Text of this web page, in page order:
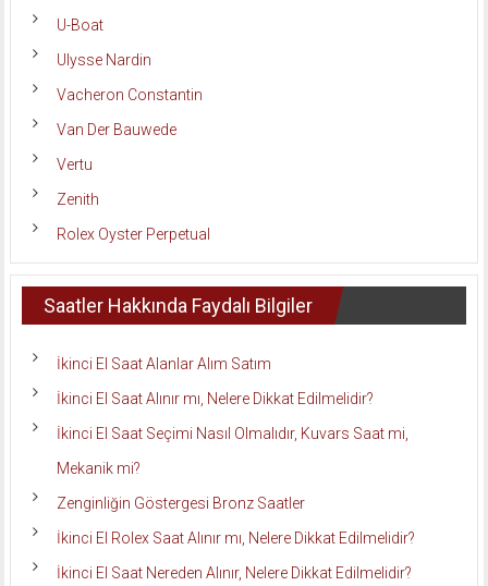
U-Boat
Ulysse Nardin
Vacheron Constantin
Van Der Bauwede
Vertu
Zenith
Rolex Oyster Perpetual
Saatler Hakkında Faydalı Bilgiler
İkinci El Saat Alanlar Alım Satım
İkinci El Saat Alınır mı, Nelere Dikkat Edilmelidir?
İkinci El Saat Seçimi Nasıl Olmalıdır, Kuvars Saat mi,
Mekanik mi?
Zenginliğin Göstergesi Bronz Saatler
İkinci El Rolex Saat Alınır mı, Nelere Dikkat Edilmelidir?
İkinci El Saat Nereden Alınır, Nelere Dikkat Edilmelidir?